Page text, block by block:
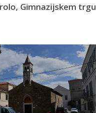
Gimnazijskem trgu